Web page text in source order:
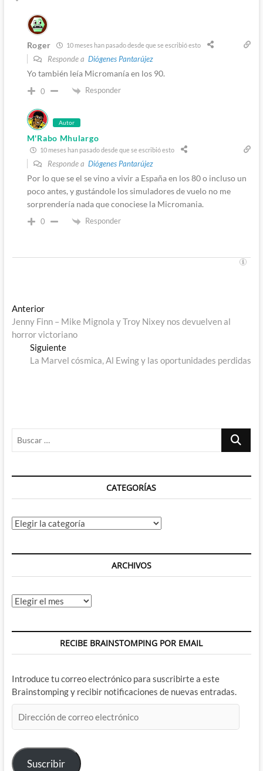
Roger 10 meses han pasado desde que se escribió esto
Responde a Diógenes Pantarújez
Yo también leía Micromanía en los 90.
0 Responder
Autor
M'Rabo Mhulargo
10 meses han pasado desde que se escribió esto
Responde a Diógenes Pantarújez
Por lo que se el se vino a vivir a España en los 80 o incluso un
poco antes, y gustándole los simuladores de vuelo no me
sorprendería nada que conociese la Micromania.
0 Responder
Navegación
de
entradas
AnteriorEntrada
anterior:
Jenny Finn – Mike Mignola y Troy Nixey nos devuelven al
horror victoriano
SiguienteEntrada
siguiente:
La Marvel cósmica, Al Ewing y las oportunidades perdidas
Buscar
CATEGORÍAS
Categorías
ARCHIVOS
Archivos
RECIBE BRAINSTOMPING POR EMAIL
Introduce tu correo electrónico para suscribirte a este
Brainstomping y recibir notificaciones de nuevas entradas.
de
electrónico
Suscribir